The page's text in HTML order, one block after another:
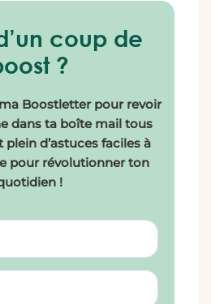
coup de
?
Boostletter pour revoir
dans ta boîte mail tous
d’astuces faciles à
pour révolutionner ton
!